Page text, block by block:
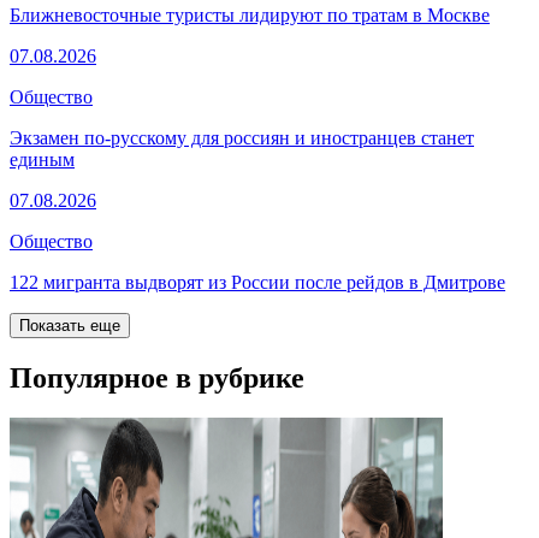
Ближневосточные туристы лидируют по тратам в Москве
07.08.2026
Общество
Экзамен по-русскому для россиян и иностранцев станет
единым
07.08.2026
Общество
122 мигранта выдворят из России после рейдов в Дмитрове
Показать еще
Популярное в рубрике